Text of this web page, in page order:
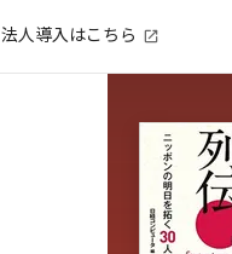
法人導入はこちら